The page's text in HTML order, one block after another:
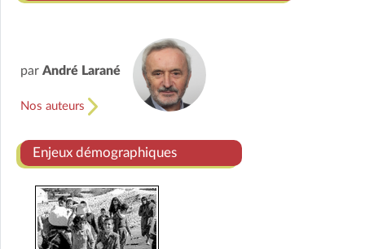
par André Larané
Nos auteurs
Enjeux démographiques